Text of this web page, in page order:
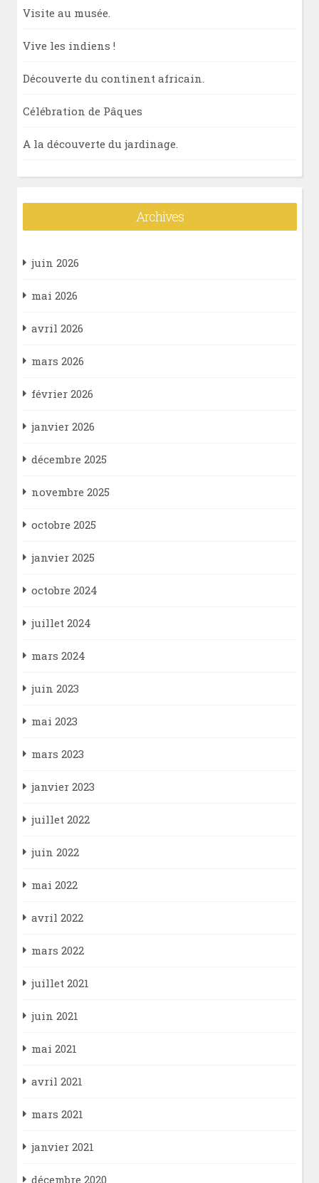
Visite au musée.
Vive les indiens !
Découverte du continent africain.
Célébration de Pâques
A la découverte du jardinage.
Archives
juin 2026
mai 2026
avril 2026
mars 2026
février 2026
janvier 2026
décembre 2025
novembre 2025
octobre 2025
janvier 2025
octobre 2024
juillet 2024
mars 2024
juin 2023
mai 2023
mars 2023
janvier 2023
juillet 2022
juin 2022
mai 2022
avril 2022
mars 2022
juillet 2021
juin 2021
mai 2021
avril 2021
mars 2021
janvier 2021
décembre 2020